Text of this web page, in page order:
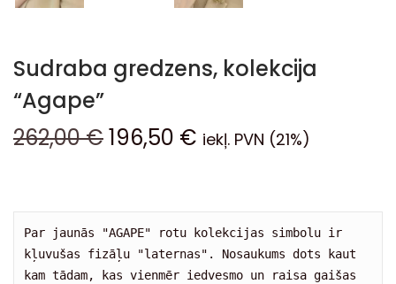
Sudraba gredzens, kolekcija
“Agape”
262,00€196,50 € iekļ. PVN (21%)
Par jaunās "AGAPE" rotu kolekcijas simbolu ir
kļuvušas fizāļu "laternas". Nosaukums dots kaut
kam tādam, kas vienmēr iedvesmo un raisa gaišas